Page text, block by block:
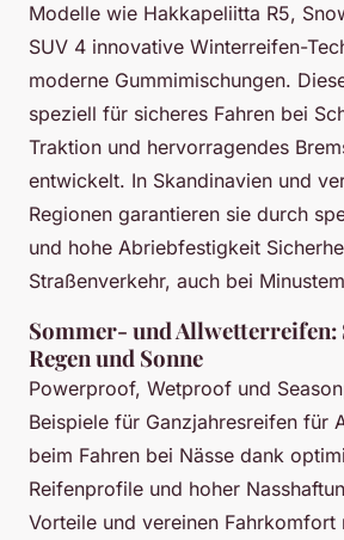
Modelle wie Hakkapeliitta R5,
SUV 4 innovative Winterreifen-
moderne Gummimischungen.
speziell für sicheres Fahren bei
Traktion und hervorragendes
entwickelt. In Skandinavien und
Regionen garantieren sie durch
und hohe Abriebfestigkeit
Straßenverkehr, auch bei
Sommer- und Allwetterreifen:
Regen und Sonne
Powerproof, Wetproof und
Beispiele für Ganzjahresreifen für
beim Fahren bei Nässe dank
Reifenprofile und hoher
Vorteile und vereinen Fahrkomfort